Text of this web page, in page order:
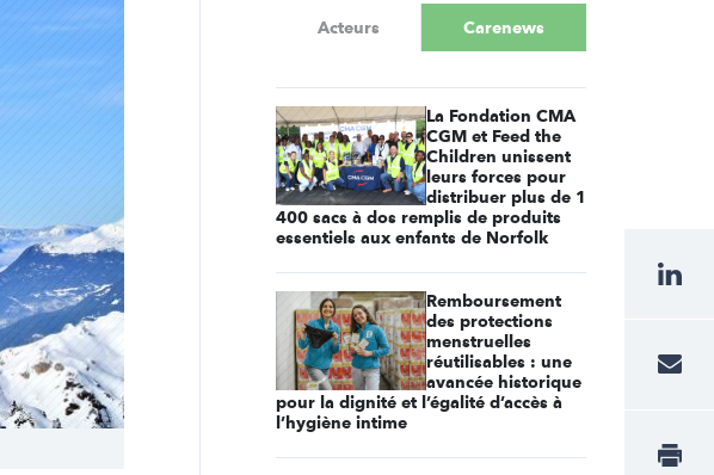
Acteurs Carenews
La Fondation CMA
CGM et Feed the
Children unissent
leurs forces pour
distribuer plus de 1
400 sacs à dos remplis de produits
essentiels aux enfants de Norfolk
Remboursement
des protections
menstruelles
réutilisables : une
avancée historique
pour la dignité et l’égalité d’accès à
l’hygiène intime